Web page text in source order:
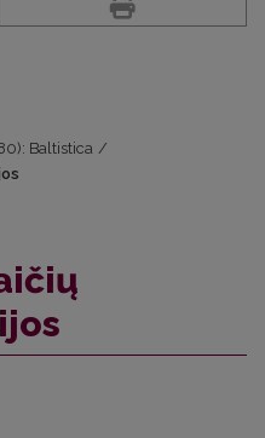
Baltistica /